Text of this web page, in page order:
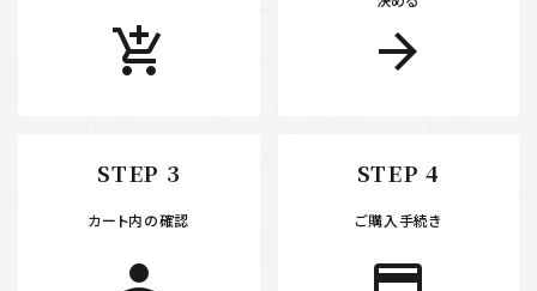
add_shopping_cart arrow_forward
STEP 3
カート内の確認
STEP 4
ご購入手続き